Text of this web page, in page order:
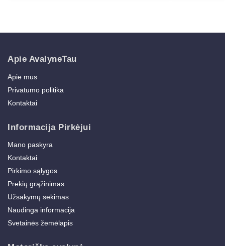
Apie AvalyneTau
Apie mus
Privatumo politika
Kontaktai
Informacija Pirkėjui
Mano paskyra
Kontaktai
Pirkimo sąlygos
Prekių grąžinimas
Užsakymų sekimas
Naudinga informacija
Svetainės žemėlapis